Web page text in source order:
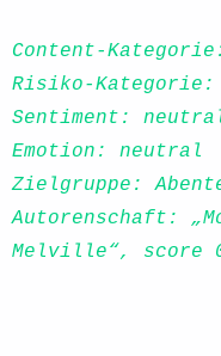
Content-
Risiko-Kategorie:
Sentiment:
Emotion: neutral
Zielgruppe:
Autorenschaft:
Melville“, score